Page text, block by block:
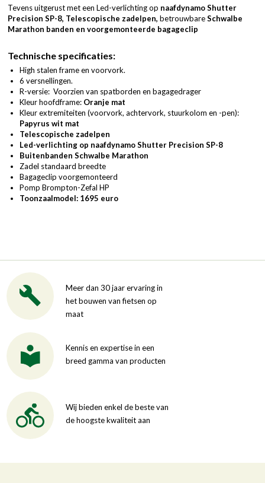
Tevens uitgerust met een Led-verlichting op naafdynamo Shutter
Precision SP-8, Telescopische zadelpen, betrouwbareSchwalbe
Marathon banden en voorgemonteerde bagageclip
Technische specificaties:
High stalen frame en voorvork.
6 versnellingen.
R-versie: Voorzien van spatborden en bagagedrager
Kleur hoofdframe: Oranje mat
Kleur extremiteiten (voorvork, achtervork, stuurkolom en -pen):
Papyrus wit mat
Telescopische zadelpen
Led-verlichting op naafdynamo Shutter Precision SP-8
Buitenbanden Schwalbe Marathon
Zadel standaard breedte
Bagageclip voorgemonteerd
Pomp Brompton-Zefal HP
Toonzaalmodel: 1695 euro
Meer dan 30 jaar ervaring in
het bouwen van fietsen op
maat
Kennis en expertise in een
breed gamma van producten
Wij bieden enkel de beste van
de hoogste kwaliteit aan